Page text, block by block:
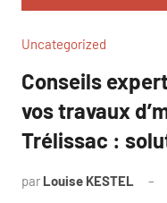
Uncategorized
Conseils
vos travaux
Trélissac :
par Louise KESTEL